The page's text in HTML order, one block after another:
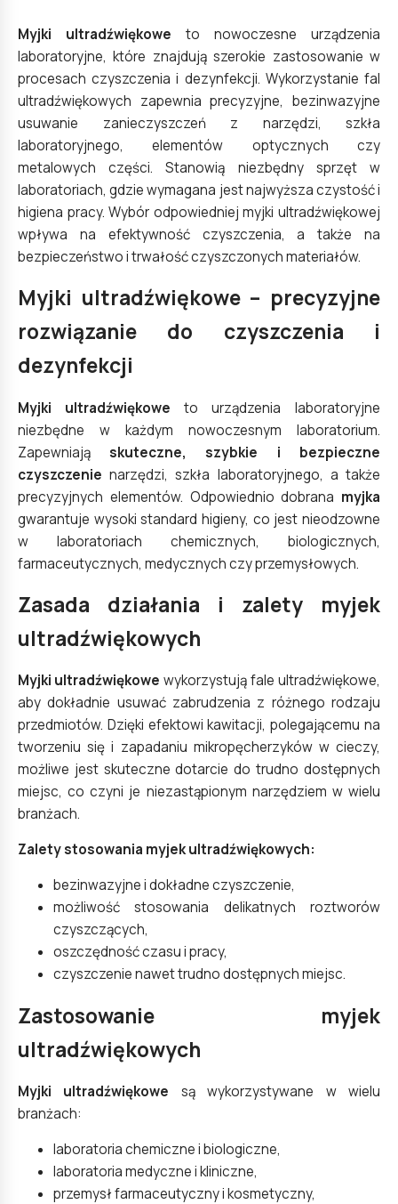
Myjki ultradźwiękowe to nowoczesne urządzenia
laboratoryjne, które znajdują szerokie zastosowanie w
procesach czyszczenia i dezynfekcji. Wykorzystanie fal
ultradźwiękowych zapewnia precyzyjne, bezinwazyjne
usuwanie zanieczyszczeń z narzędzi, szkła
laboratoryjnego, elementów optycznych czy
metalowych części. Stanowią niezbędny sprzęt w
laboratoriach, gdzie wymagana jest najwyższa czystość i
higiena pracy. Wybór odpowiedniej myjki ultradźwiękowej
wpływa na efektywność czyszczenia, a także na
bezpieczeństwo i trwałość czyszczonych materiałów.
Myjki ultradźwiękowe – precyzyjne
rozwiązanie do czyszczenia i
dezynfekcji
Myjki ultradźwiękowe to urządzenia laboratoryjne
niezbędne w każdym nowoczesnym laboratorium.
Zapewniają skuteczne, szybkie i bezpieczne
czyszczenie narzędzi, szkła laboratoryjnego, a także
precyzyjnych elementów. Odpowiednio dobrana myjka
gwarantuje wysoki standard higieny, co jest nieodzowne
w laboratoriach chemicznych, biologicznych,
farmaceutycznych, medycznych czy przemysłowych.
Zasada działania i zalety myjek
ultradźwiękowych
Myjki ultradźwiękowe wykorzystują fale ultradźwiękowe,
aby dokładnie usuwać zabrudzenia z różnego rodzaju
przedmiotów. Dzięki efektowi kawitacji, polegającemu na
tworzeniu się i zapadaniu mikropęcherzyków w cieczy,
możliwe jest skuteczne dotarcie do trudno dostępnych
miejsc, co czyni je niezastąpionym narzędziem w wielu
branżach.
Zalety stosowania myjek ultradźwiękowych:
bezinwazyjne i dokładne czyszczenie,
możliwość stosowania delikatnych roztworów
czyszczących,
oszczędność czasu i pracy,
czyszczenie nawet trudno dostępnych miejsc.
Zastosowanie myjek
ultradźwiękowych
Myjki ultradźwiękowe są wykorzystywane w wielu
branżach:
laboratoria chemiczne i biologiczne,
laboratoria medyczne i kliniczne,
przemysł farmaceutyczny i kosmetyczny,